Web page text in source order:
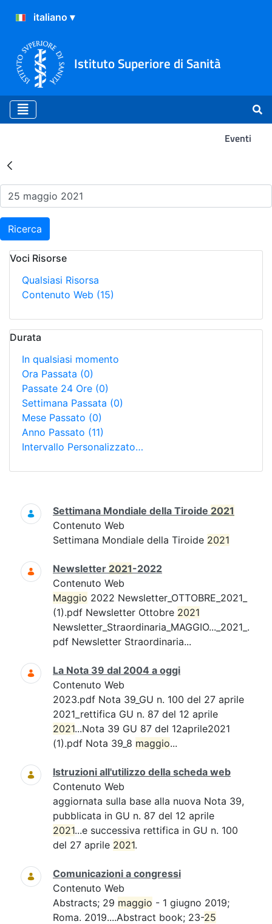
Istituto Superiore di Sanità
Eventi
Risultati della Ricerca -
Ricerca
Voci Risorse
Qualsiasi Risorsa
Contenuto Web (15)
Durata
In qualsiasi momento
Ora Passata (0)
Passate 24 Ore (0)
Settimana Passata (0)
Mese Passato (0)
Anno Passato (11)
Intervallo Personalizzato…
Ricerca
Settimana Mondiale della Tiroide 2021
Contenuto Web
Settimana Mondiale della Tiroide 2021
Newsletter 2021-2022
Contenuto Web
Maggio 2022 Newsletter_OTTOBRE_2021_
(1).pdf Newsletter Ottobre 2021
Newsletter_Straordinaria_MAGGIO..._2021_.
pdf Newsletter Straordinaria...
La Nota 39 dal 2004 a oggi
Contenuto Web
2023.pdf Nota 39_GU n. 100 del 27 aprile
2021_rettifica GU n. 87 del 12 aprile
2021...Nota 39 GU 87 del 12aprile2021
(1).pdf Nota 39_8 maggio...
Istruzioni all'utilizzo della scheda web
Contenuto Web
aggiornata sulla base alla nuova Nota 39,
pubblicata in GU n. 87 del 12 aprile
2021...e successiva rettifica in GU n. 100
del 27 aprile 2021.
Comunicazioni a congressi
Contenuto Web
Abstracts; 29 maggio - 1 giugno 2019;
Roma. 2019....Abstract book; 23-25